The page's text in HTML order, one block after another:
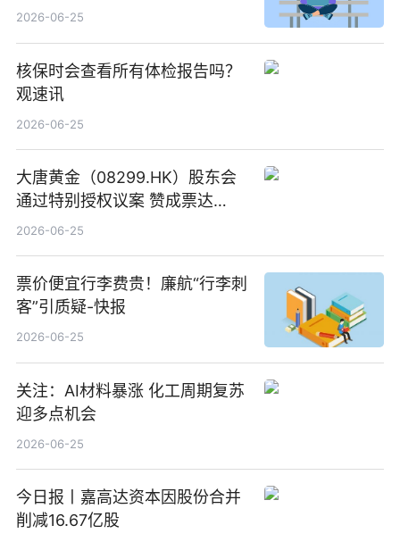
创作工作流进一步提效
2026-06-25
核保时会查看所有体检报告吗？
观速讯
2026-06-25
大唐黄金（08299.HK）股东会
通过特别授权议案 赞成票达
100%_新动态
2026-06-25
票价便宜行李费贵！廉航“行李刺
客”引质疑-快报
2026-06-25
关注：AI材料暴涨 化工周期复苏
迎多点机会
2026-06-25
今日报丨嘉高达资本因股份合并
削减16.67亿股